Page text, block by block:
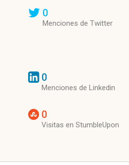
0
Menciones de Twitter
0
Menciones de Linkedin
0
Visitas en StumbleUpon